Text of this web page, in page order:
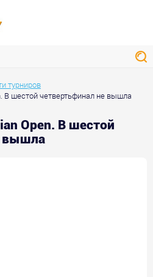
турниров
В шестой четвертьфинал не вышла
Open. В шестой
вышла